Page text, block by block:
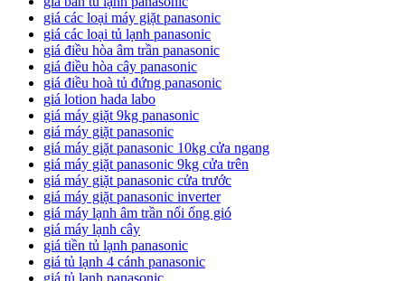
giá các loại máy giặt panasonic
giá các loại tủ lạnh panasonic
giá điều hòa âm trần panasonic
giá điều hòa cây panasonic
giá điều hoà tủ đứng panasonic
giá lotion hada labo
giá máy giặt 9kg panasonic
giá máy giặt panasonic
giá máy giặt panasonic 10kg cửa ngang
giá máy giặt panasonic 9kg cửa trên
giá máy giặt panasonic cửa trước
giá máy giặt panasonic inverter
giá máy lạnh âm trần nối ống gió
giá máy lạnh cây
giá tiền tủ lạnh panasonic
giá tủ lạnh 4 cánh panasonic
giá tủ lạnh panasonic